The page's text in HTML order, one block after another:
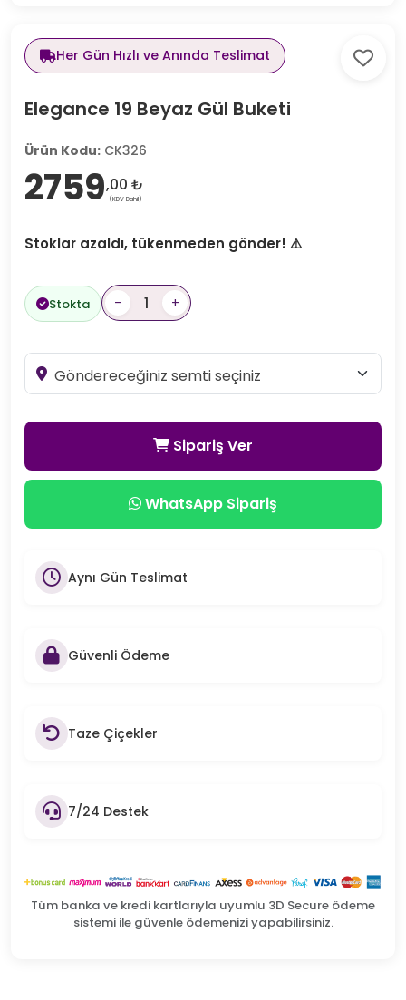
Her Gün Hızlı ve Anında Teslimat
Elegance 19 Beyaz Gül Buketi
Ürün Kodu: CK326
2759,00 ₺
(KDV Dahil)
Stoklar azaldı, tükenmeden gönder! ⚠️
Stokta - +
Sipariş Ver
WhatsApp Sipariş
Aynı Gün Teslimat
Güvenli Ödeme
Taze Çiçekler
7/24 Destek
Tüm banka ve kredi kartlarıyla uyumlu 3D Secure ödeme
sistemi ile güvenle ödemenizi yapabilirsiniz.